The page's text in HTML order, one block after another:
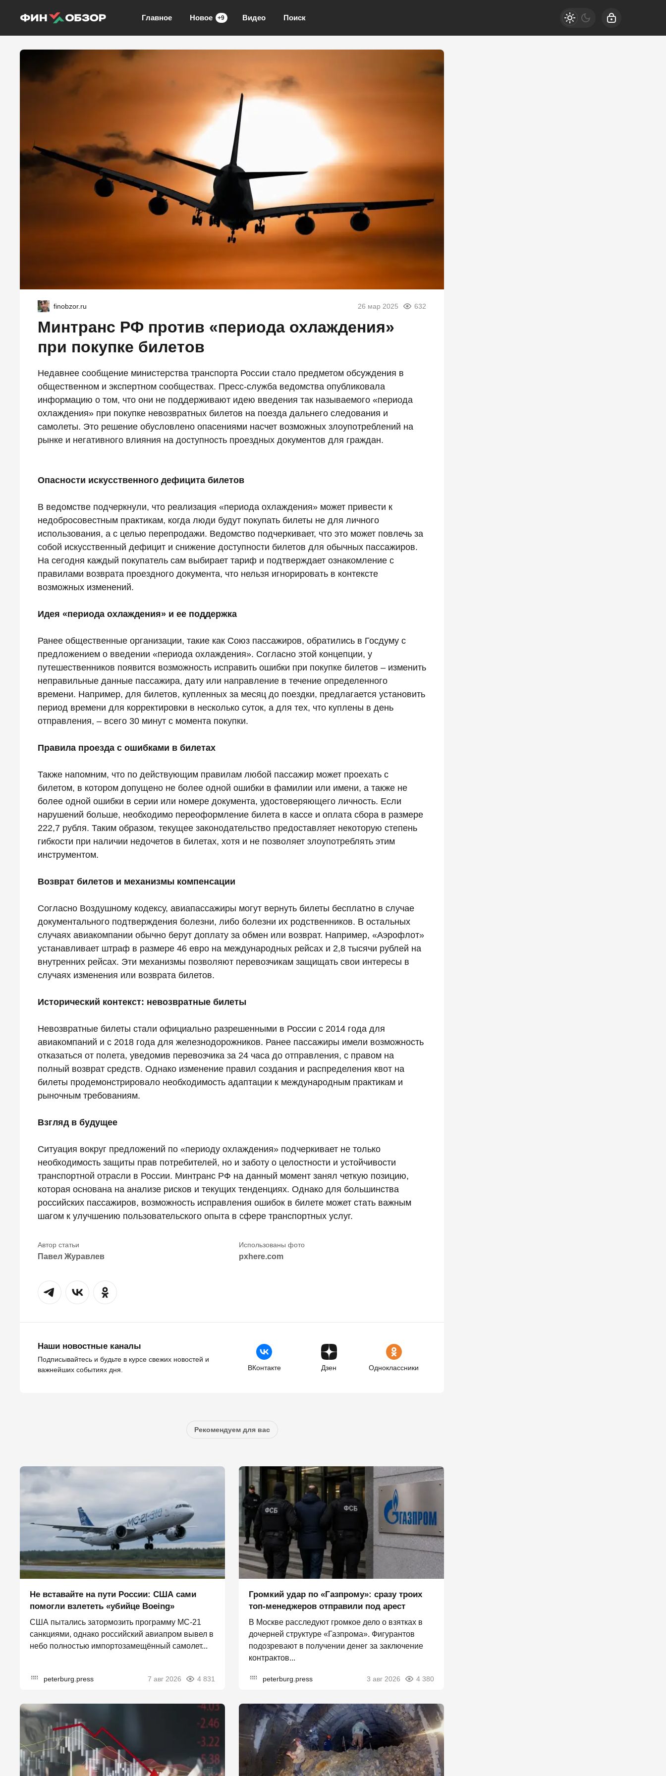
Главное Новое +9 Видео Поиск
finobzor.ru 26 мар 2025 632
Минтранс РФ против «периода охлаждения»
при покупке билетов
Недавнее сообщение министерства транспорта России стало предметом обсуждения в
общественном и экспертном сообществах. Пресс-служба ведомства опубликовала
информацию о том, что они не поддерживают идею введения так называемого «периода
охлаждения» при покупке невозвратных билетов на поезда дальнего следования и
самолеты. Это решение обусловлено опасениями насчет возможных злоупотреблений на
рынке и негативного влияния на доступность проездных документов для граждан.
Опасности искусственного дефицита билетов
В ведомстве подчеркнули, что реализация «периода охлаждения» может привести к
недобросовестным практикам, когда люди будут покупать билеты не для личного
использования, а с целью перепродажи. Ведомство подчеркивает, что это может повлечь за
собой искусственный дефицит и снижение доступности билетов для обычных пассажиров.
На сегодня каждый покупатель сам выбирает тариф и подтверждает ознакомление с
правилами возврата проездного документа, что нельзя игнорировать в контексте
возможных изменений.
Идея «периода охлаждения» и ее поддержка
Ранее общественные организации, такие как Союз пассажиров, обратились в Госдуму с
предложением о введении «периода охлаждения». Согласно этой концепции, у
путешественников появится возможность исправить ошибки при покупке билетов – изменить
неправильные данные пассажира, дату или направление в течение определенного
времени. Например, для билетов, купленных за месяц до поездки, предлагается установить
период времени для корректировки в несколько суток, а для тех, что куплены в день
отправления, – всего 30 минут с момента покупки.
Правила проезда с ошибками в билетах
Также напомним, что по действующим правилам любой пассажир может проехать с
билетом, в котором допущено не более одной ошибки в фамилии или имени, а также не
более одной ошибки в серии или номере документа, удостоверяющего личность. Если
нарушений больше, необходимо переоформление билета в кассе и оплата сбора в размере
222,7 рубля. Таким образом, текущее законодательство предоставляет некоторую степень
гибкости при наличии недочетов в билетах, хотя и не позволяет злоупотреблять этим
инструментом.
Возврат билетов и механизмы компенсации
Согласно Воздушному кодексу, авиапассажиры могут вернуть билеты бесплатно в случае
документального подтверждения болезни, либо болезни их родственников. В остальных
случаях авиакомпании обычно берут доплату за обмен или возврат. Например, «Аэрофлот»
устанавливает штраф в размере 46 евро на международных рейсах и 2,8 тысячи рублей на
внутренних рейсах. Эти механизмы позволяют перевозчикам защищать свои интересы в
случаях изменения или возврата билетов.
Исторический контекст: невозвратные билеты
Невозвратные билеты стали официально разрешенными в России с 2014 года для
авиакомпаний и с 2018 года для железнодорожников. Ранее пассажиры имели возможность
отказаться от полета, уведомив перевозчика за 24 часа до отправления, с правом на
полный возврат средств. Однако изменение правил создания и распределения квот на
билеты продемонстрировало необходимость адаптации к международным практикам и
рыночным требованиям.
Взгляд в будущее
Ситуация вокруг предложений по «периоду охлаждения» подчеркивает не только
необходимость защиты прав потребителей, но и заботу о целостности и устойчивости
транспортной отрасли в России. Минтранс РФ на данный момент занял четкую позицию,
которая основана на анализе рисков и текущих тенденциях. Однако для большинства
российских пассажиров, возможность исправления ошибок в билете может стать важным
шагом к улучшению пользовательского опыта в сфере транспортных услуг.
Павел Журавлев pxhere.com
Наши новостные каналы
Подписывайтесь и будьте в курсе свежих новостей и
важнейших событиях дня.
ВКонтакте Дзен Одноклассники
Рекомендуем для вас
Не вставайте на пути России: США сами
помогли взлететь «убийце Boeing»
США пытались затормозить программу МС-21
санкциями, однако российский авиапром вывел в
небо полностью импортозамещённый самолет...
peterburg.press 7 авг 2026 4 831
Громкий удар по «Газпрому»: сразу троих
топ-менеджеров отправили под арест
В Москве расследуют громкое дело о взятках в
дочерней структуре «Газпрома». Фигурантов
подозревают в получении денег за заключение
контрактов...
peterburg.press 3 авг 2026 4 380